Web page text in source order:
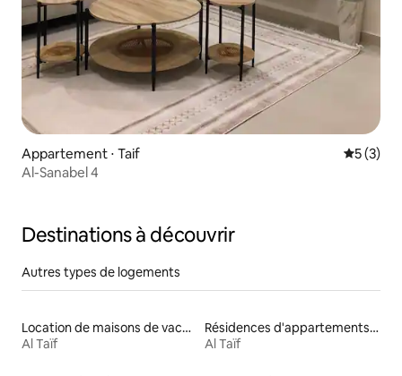
Appartement ⋅ Taif
5 (3)
Al-Sanabel 4
Destinations à découvrir
Autres types de logements
Location de maisons de vacances
Al Taïf
Résidences d'appartements en location
Al Taïf